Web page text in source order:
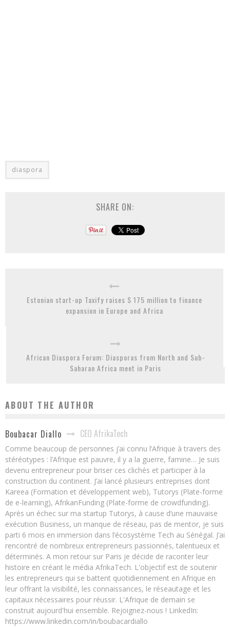
diaspora
SHARE ON:
Estonian start-up Taxify raises $ 175 million to finance
expansion in Europe and Africa
African Diaspora Forum: Diasporas from North and Sub-
Saharan Africa meet in Paris
ABOUT THE AUTHOR
Boubacar Diallo CEO AfrikaTech
Comme beaucoup de personnes j’ai connu l’Afrique à travers des
stéréotypes : l’Afrique est pauvre, il y a la guerre, famine… Je suis
devenu entrepreneur pour briser ces clichés et participer à la
construction du continent. J’ai lancé plusieurs entreprises dont
Kareea (Formation et développement web), Tutorys (Plate-forme
de e-learning), AfrikanFunding (Plate-forme de crowdfunding).
Après un échec sur ma startup Tutorys, à cause d’une mauvaise
exécution Business, un manque de réseau, pas de mentor, je suis
parti 6 mois en immersion dans l’écosystème Tech au Sénégal. J’ai
rencontré de nombreux entrepreneurs passionnés, talentueux et
déterminés. A mon retour sur Paris je décide de raconter leur
histoire en créant le média AfrikaTech. L'objectif est de soutenir
les entrepreneurs qui se battent quotidiennement en Afrique en
leur offrant la visibilité, les connaissances, le réseautage et les
capitaux nécessaires pour réussir. L'Afrique de demain se
construit aujourd'hui ensemble. Rejoignez-nous ! LinkedIn:
https://www.linkedin.com/in/boubacardiallo